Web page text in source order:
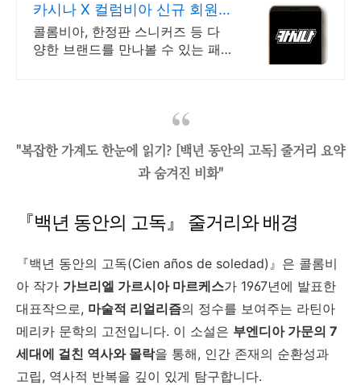
카시나 X 컬럼비아 신규 회원
최대 20% 할인
콜롬비아, 한정판 스니커즈 등 다
양한 브랜드를 만나볼 수 있는 패
"복잡한 가계도 한눈에 읽기? [백년 동안의 고독] 줄거리 요약
과 숨겨진 비화"
『백년 동안의 고독』 줄거리와 배경
『백년 동안의 고독(Cien años de soledad)』은 콜롬비
아 작가 가브리엘 가르시아 마르케스가 1967년에 발표한
대표작으로, 마술적 리얼리즘의 정수를 보여주는 라틴아
메리카 문학의 고전입니다. 이 소설은 부엔디아 가문의 7
세대에 걸친 역사와 몰락을 통해, 인간 존재의 순환성과
고립, 역사적 반복을 깊이 있게 탐구합니다.